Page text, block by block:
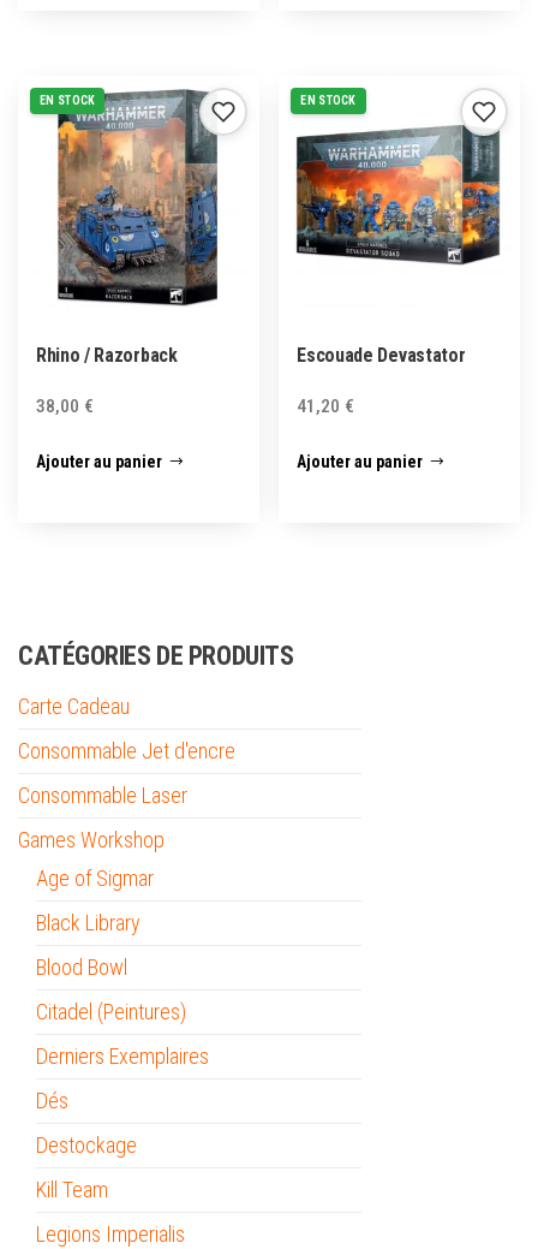
EN STOCK
Rhino / Razorback
38,00 €
Ajouter au panier
EN STOCK
Escouade Devastator
41,20 €
Ajouter au panier
CATÉGORIES DE PRODUITS
Carte Cadeau
Consommable Jet d'encre
Consommable Laser
Games Workshop
Age of Sigmar
Black Library
Blood Bowl
Citadel (Peintures)
Derniers Exemplaires
Dés
Destockage
Kill Team
Legions Imperialis